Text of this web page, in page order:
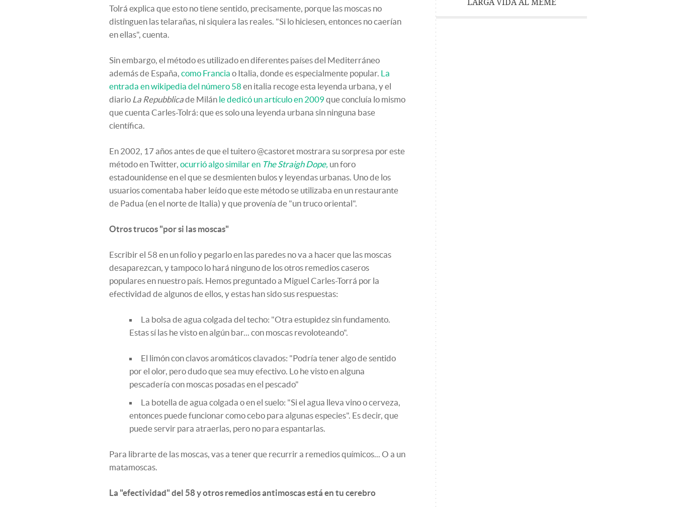
Tolrá explica que esto no tiene sentido, precisamente, porque las moscas no
distinguen las telarañas, ni siquiera las reales. "Si lo hiciesen, entonces no caerían
en ellas", cuenta.
Sin embargo, el método es utilizado en diferentes países del Mediterráneo
además de España, como Francia o Italia, donde es especialmente popular. La
entrada en wikipedia del número 58 en italia recoge esta leyenda urbana, y el
diario La Repubblicade Milán le dedicó un artículo en 2009que concluía lo mismo
que cuenta Carles-Tolrá: que es solo una leyenda urbana sin ninguna base
científica.
En 2002, 17 años antes de que el tuitero @castoret mostrara su sorpresa por este
método en Twitter, ocurrió algo similar en The Straigh Dope, un foro
estadounidense en el que se desmienten bulos y leyendas urbanas. Uno de los
usuarios comentaba haber leído que este método se utilizaba en un restaurante
de Padua (en el norte de Italia) y que provenía de "un truco oriental".
Otros trucos "por si las moscas"
Escribir el 58 en un folio y pegarlo en las paredes no va a hacer que las moscas
desaparezcan, y tampoco lo hará ninguno de los otros remedios caseros
populares en nuestro país. Hemos preguntado a Miguel Carles-Torrá por la
efectividad de algunos de ellos, y estas han sido sus respuestas:
La bolsa de agua colgada del techo: "Otra estupidez sin fundamento.
Estas sí las he visto en algún bar... con moscas revoloteando".
El limón con clavos aromáticos clavados: "Podría tener algo de sentido
por el olor, pero dudo que sea muy efectivo. Lo he visto en alguna
pescadería con moscas posadas en el pescado"
La botella de agua colgada o en el suelo: "Si el agua lleva vino o cerveza,
entonces puede funcionar como cebo para algunas especies". Es decir, que
puede servir para atraerlas, pero no para espantarlas.
Para librarte de las moscas, vas a tener que recurrir a remedios químicos... O a un
matamoscas.
La "efectividad" del 58 y otros remedios antimoscas está en tu cerebro
LARGA VIDA AL MEME